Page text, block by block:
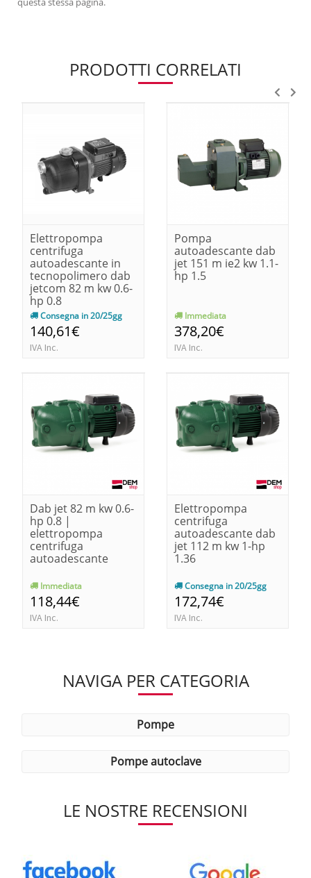
PRODOTTI CORRELATI
Elettropompa
centrifuga
autoadescante in
tecnopolimero dab
jetcom 82 m kw 0.6-
hp 0.8
Consegna in 20/25gg
140,61€
IVA Inc.
Pompa
autoadescante dab
jet 151 m ie2 kw 1.1-
hp 1.5
Immediata
378,20€
IVA Inc.
Dab jet 82 m kw 0.6-
hp 0.8 |
elettropompa
centrifuga
autoadescante
Immediata
118,44€
IVA Inc.
Elettropompa
centrifuga
autoadescante dab
jet 112 m kw 1-hp
1.36
Consegna in 20/25gg
172,74€
IVA Inc.
NAVIGA PER CATEGORIA
pompe
pompe autoclave
LE NOSTRE RECENSIONI